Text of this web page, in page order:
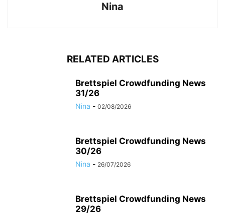
Nina
RELATED ARTICLES
Brettspiel Crowdfunding News
31/26
Nina - 02/08/2026
Brettspiel Crowdfunding News
30/26
Nina - 26/07/2026
Brettspiel Crowdfunding News
29/26